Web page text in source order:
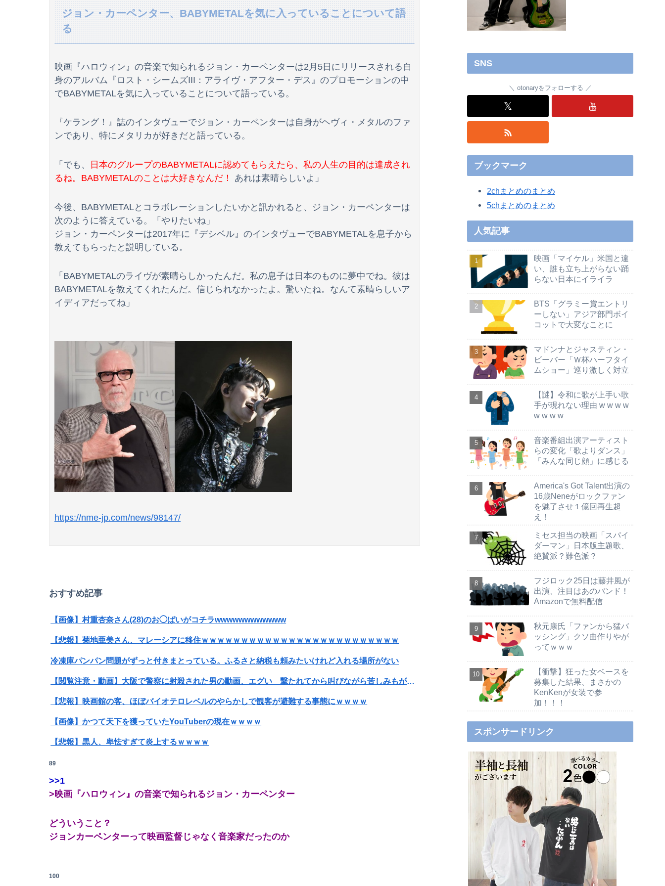
「THE NORTH FACE」の人気が低下
【ｗ】財務省「減税反対！」 → 高市総理「ふ～ん、人事権発動ね？」 → 結果 ｗｗｗｗｗｗｗｗｗｗ
海外「世界で日本を死守するぞ！」 日本の消防署を訪れたちびっ子集団が世界をメロメロに
玄関に蟹が現れたぞ。（※画像あり）
【うなぎとにんにく】焼き鳥焼いてるから見てクレメンスｗｗｗ（画像あり）
ごく普通の雰囲気のお母さんだったのに、子どもの名前の由来を聞いて驚きを隠せなくなって…
【動画】X民「撮り鉄を撃退するゲームを作ったよ」→撮り鉄「！？！！？？」ｼｭﾎﾟﾎﾟﾎﾟﾎﾟ
【イオンモール熊本爆発】経産省が原因をほぼ特定、全国の大規模施設でガス供給設備の点検要請にまで発展する事態に・・・【PICKUP】
海外「日本なんて行くんじゃなかった…」 日本を知ってしまったディズニー信者、帰国後『本家』に失望する事態に
【画像】ストリートファイター6の新キャラ、エ●可愛くてメロメロになるプレイヤーが続出ｗｗｗｗｗ
Powered by livedoor 相互RSS
ジョン・カーペンター、BABYMETALを気に入っていることについて語
る
映画『ハロウィン』の音楽で知られるジョン・カーペンターは2月5日にリリースされる自
身のアルバム『ロスト・シームズIII：アライヴ・アフター・デス』のプロモーションの中
でBABYMETALを気に入っていることについて語っている。
『ケラング！』誌のインタヴューでジョン・カーペンターは自身がヘヴィ・メタルのファ
ンであり、特にメタリカが好きだと語っている。
「でも、
日本のグループのBABYMETALに認めてもらえたら、私の人生の目的は達成され
るね。BABYMETALのことは大好きなんだ！
あれは素晴らしいよ」
今後、BABYMETALとコラボレーションしたいかと訊かれると、ジョン・カーペンターは
次のように答えている。「やりたいね」
ジョン・カーペンターは2017年に『デシベル』のインタヴューでBABYMETALを息子から
教えてもらったと説明している。
「BABYMETALのライヴが素晴らしかったんだ。私の息子は日本のものに夢中でね。彼は
BABYMETALを教えてくれたんだ。信じられなかったよ。驚いたね。なんて素晴らしいア
イディアだってね」
https://nme-jp.com/news/98147/
おすすめ記事
【画像】村重杏奈さん(28)のお◯ぱいがコチラwwwwwwwwwwww
【悲報】菊地亜美さん、マレーシアに移住ｗｗｗｗｗｗｗｗｗｗｗｗｗｗｗｗｗｗｗｗｗｗｗｗｗ
冷凍庫パンパン問題がずっと付きまとっている。ふるさと納税も頼みたいけれど入れる場所がない
【閲覧注意・動画】大阪で警察に射殺された男の動画、エグい 撃たれてから叫びながら苦しみもがいて死ぬ
【悲報】映画館の客、ほぼバイオテロレベルのやらかしで観客が避難する事態にｗｗｗｗ
【画像】かつて天下を獲っていたYouTuberの現在ｗｗｗｗ
【悲報】黒人、卑怯すぎて炎上するｗｗｗｗ
オコエ瑠偉、メキシコに渡って2球団を即クビ→SNS更新が3ヶ月間止まって消息不明に
【愕然】ぼく期間工、トータル9年目に突入した結果ｗｗｗｗｗｗｗｗｗｗ
【悲報】Amazon、デザイン改悪か
オコエ瑠偉、メキシコに渡って2球団を即クビ→SNS更新が3ヶ月間止まって消息不明に
89
>>1
>映画『ハロウィン』の音楽で知られるジョン・カーペンター
どういうこと？
ジョンカーペンターって映画監督じゃなく音楽家だったのか
100
SNS
otonaryをフォローする
𝕏
ブックマーク
2chまとめのまとめ
5chまとめのまとめ
人気記事
映画「マイケル」米国と違
い、誰も立ち上がらない踊
らない日本にイライラ
BTS「グラミー賞エントリ
ーしない」アジア部門ボイ
コットで大変なことに
マドンナとジャスティン・
ビーバー「Ｗ杯ハーフタイ
ムショー」巡り激しく対立
【謎】令和に歌が上手い歌
手が現れない理由 w w w w
w w w w
音楽番組出演アーティスト
らの変化「歌よりダンス」
「みんな同じ顔」に感じる
America's Got Talent出演の
16歳Neneがロックファン
を魅了させ１億回再生超
え！
ミセス担当の映画「スパイ
ダーマン」日本版主題歌、
絶賛派？難色派？
フジロック25日は藤井風が
出演、注目はあのバンド！
Amazonで無料配信
秋元康氏「ファンから猛バ
ッシング」クソ曲作りやが
ってｗｗｗ
【衝撃】狂った女ベースを
募集した結果、まさかの
KenKenが女装で参
加！！！
スポンサードリンク